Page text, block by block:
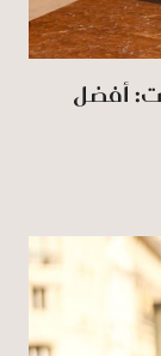
أفضل